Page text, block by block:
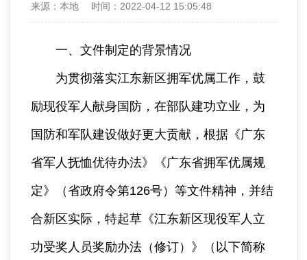
来源：本地 时间：2022-04-12 15:05:48
一、文件制定的背景情况
为贯彻落实江东新区拥军优属工作，鼓
励现役军人献身国防，在部队建功立业，为
国防和军队建设做好更大贡献，根据《广东
省军人抚恤优待办法》《广东省拥军优属规
定》（省政府令第126号）等文件精神，并结
合新区实际，特起草《江东新区现役军人立
功受奖人员奖励办法（修订）》（以下简称